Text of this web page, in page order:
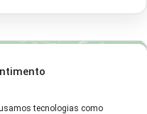
tecnologias como